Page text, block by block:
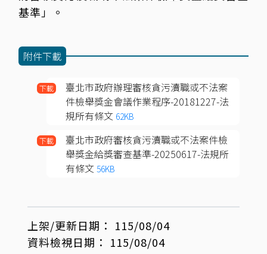
基準」。
附件下載
下載
臺北市政府辦理審核貪污瀆職或不法案
件檢舉獎金會議作業程序-20181227-法
規所有條文 62KB
下載
臺北市政府審核貪污瀆職或不法案件檢
舉獎金給獎審查基準-20250617-法規所
有條文 56KB
上架/更新日期： 115/08/04
資料檢視日期： 115/08/04